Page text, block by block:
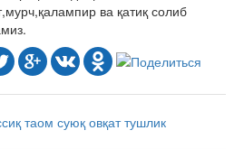
ва қатиқ солиб
таом суюқ овқат тушлик